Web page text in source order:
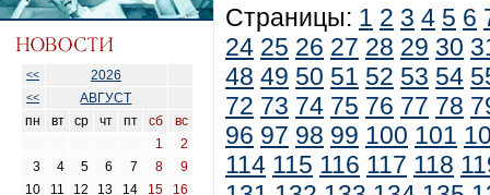
<< 2026
<<
АВГУСТ
пн
вт ср чт пт сб
вс
1
2
3
4 5 6 7 8
9
10
11 12 13 14 15
16
Страницы: 1 2 3 4 5 6
24 25 26 27 28 29 30
48 49 50 51 52 53 54
72 73 74 75 76 77 78
96 97 98 99 100 101
114 115 116 117 118